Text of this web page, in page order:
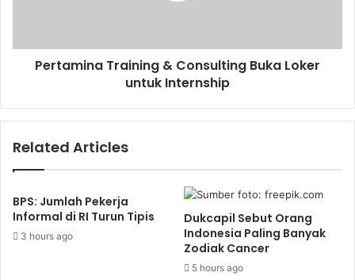
Pertamina Training & Consulting Buka Loker
untuk Internship
Related Articles
BPS: Jumlah Pekerja
Informal di RI Turun Tipis
3 hours ago
Dukcapil Sebut Orang
Indonesia Paling Banyak
Zodiak Cancer
5 hours ago